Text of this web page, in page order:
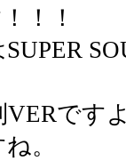
！！
VERです
。